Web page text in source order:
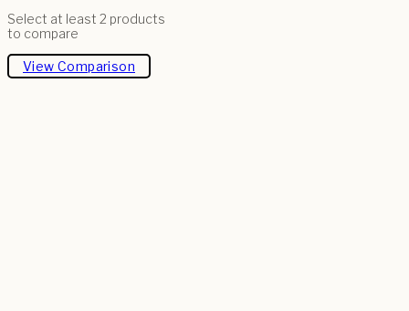
Select at least 2 products
to compare
View Comparison